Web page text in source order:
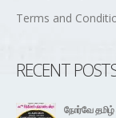
Terms and
RECENT
நோர்வே தமிழ்